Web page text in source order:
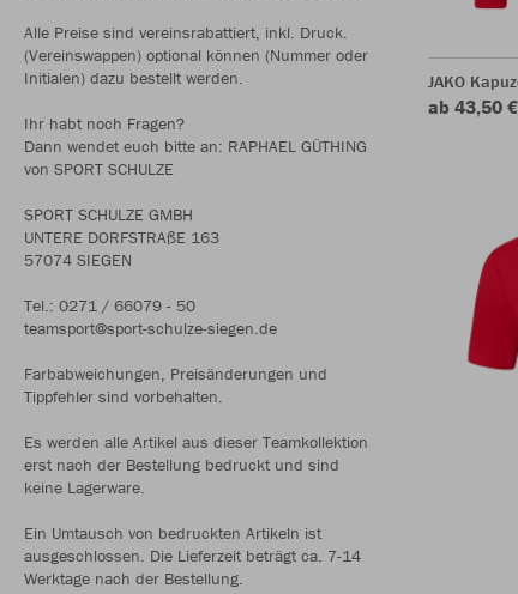
Alle Preise sind vereinsrabattiert, inkl. Druck.
(Vereinswappen) optional können (Nummer oder
Initialen) dazu bestellt werden.
Ihr habt noch Fragen?
Dann wendet euch bitte an: RAPHAEL GÜTHING
von SPORT SCHULZE
SPORT SCHULZE GMBH
UNTERE DORFSTRAßE 163
57074 SIEGEN
Tel.: 0271 / 66079 - 50
teamsport@sport-schulze-siegen.de
Farbabweichungen, Preisänderungen und
Tippfehler sind vorbehalten.
Es werden alle Artikel aus dieser Teamkollektion
erst nach der Bestellung bedruckt und sind
keine Lagerware.
Ein Umtausch von bedruckten Artikeln ist
ausgeschlossen. Die Lieferzeit beträgt ca. 7-14
Werktage nach der Bestellung.
JAKO
ab 43,50 €